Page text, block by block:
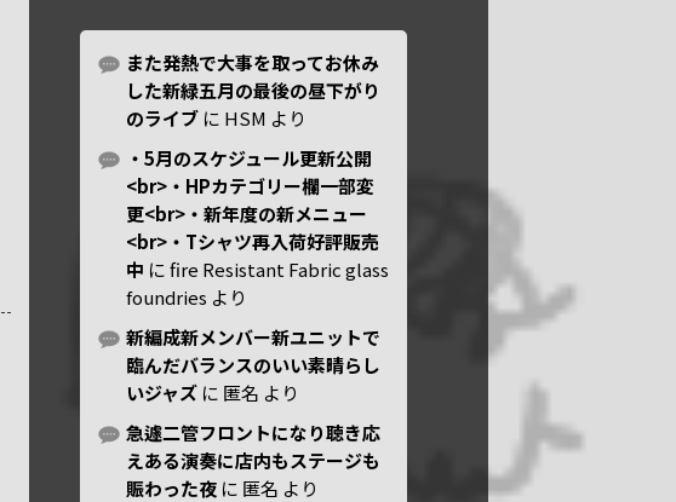
また発熱で大事を取ってお休み
した新緑五月の最後の昼下がり
のライブ に HSM より
・5月のスケジュール更新公開
<br>・HPカテゴリー欄一部変
更<br>・新年度の新メニュー
<br>・Tシャツ再入荷好評販売
中 にfire Resistant Fabric glass
foundries より
新編成新メンバー新ユニットで
臨んだバランスのいい素晴らし
いジャズ に 匿名 より
急遽二管フロントになり聴き応
えある演奏に店内もステージも
賑わった夜 に 匿名 より